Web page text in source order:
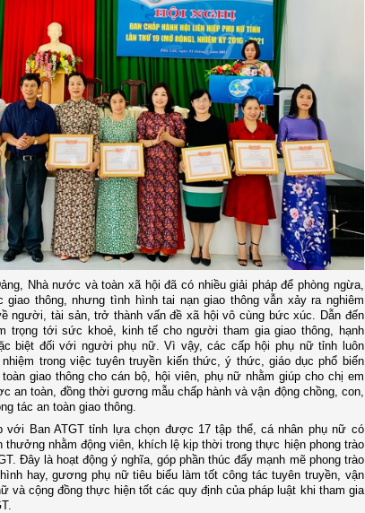
Nhà nước và toàn xã hội đã có nhiều giải pháp để phòng ngừa,
thông, nhưng tình hình tai nạn giao thông vẫn xảy ra nghiêm
người, tài sản, trở thành vấn đề xã hội vô cùng bức xúc. Dẫn đến
trọng tới sức khoẻ, kinh tế cho người tham gia giao thông, hạnh
biệt đối với người phụ nữ. Vì vậy, các cấp hội phụ nữ tỉnh luôn
trong việc tuyên truyền kiến thức, ý thức, giáo dục phổ biến
giao thông cho cán bộ, hội viên, phụ nữ nhằm giúp cho chị em
an toàn, đồng thời gương mẫu chấp hành và vận động chồng, con,
tác an toàn giao thông.
với Ban ATGT tỉnh lựa chọn được 17 tập thể, cá nhân phụ nữ có
thưởng nhằm động viên, khích lệ kịp thời trong thực hiện phong trào
Đây là hoạt động ý nghĩa, góp phần thúc đẩy mạnh mẽ phong trào
hay, gương phụ nữ tiêu biểu làm tốt công tác tuyên truyền, vận
và cộng đồng thực hiện tốt các quy định của pháp luật khi tham gia